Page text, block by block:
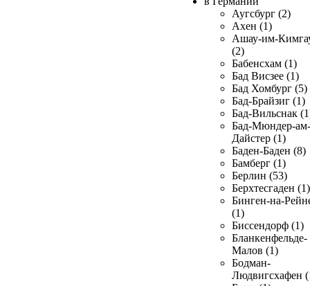
Аугсбург (2)
Ахен (1)
Ашау-им-
(2)
Бабенсхам (1)
Бад Висзее (1)
Бад Хомбург (5)
Бад-Брайзиг (1)
Бад-Вильснак
Бад-Мюндер-ам-
Дайстер (1)
Баден-Баден (8)
Бамберг (1)
Берлин (53)
Берхтесгаден (1)
Бинген-на-
(1)
Биссендорф (1)
Бланкенфельде-
Малов (1)
Бодман-
Людвигсхафен